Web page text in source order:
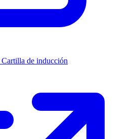
Cartilla de inducción